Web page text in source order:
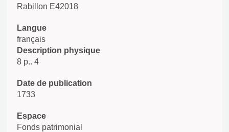
Rabillon E42018
Langue
français
Description physique
8 p.. 4
Date de publication
1733
Espace
Fonds patrimonial